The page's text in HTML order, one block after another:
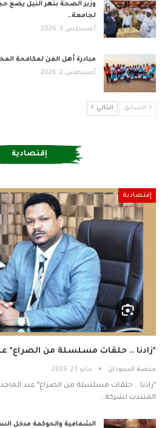
وزير الصحة بنهر النيل يضع
لجامعة…
أغسطس 3, 2026
مبادرة أهل الفن لمكافحة
أغسطس 2, 2026
السابق التالي
إقتصادية
إقتصادية
*زادنا .. حلقات مسلسلة من الصراع*
منصة السودان مايو 23, 2026
*زادنا .. حلقات مسلسلة من الصراع* عبد
المنتدب لشركة…
الشفافية والحوكمة مدخل